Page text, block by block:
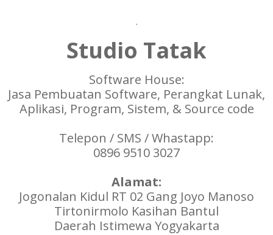
.
Studio Tatak
Software House:
Jasa Pembuatan Software, Perangkat Lunak,
Aplikasi, Program, Sistem, & Source code
Telepon / SMS / Whastapp:
0896 9510 3027
Alamat:
Jogonalan Kidul RT 02 Gang Joyo Manoso
Tirtonirmolo Kasihan Bantul
Daerah Istimewa Yogyakarta